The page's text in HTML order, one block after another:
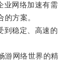
网络加速有需
方案。
稳定、高速的
网络世界的精